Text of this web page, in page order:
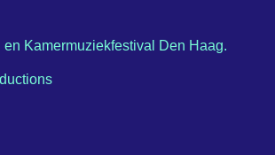
Kamermuziekfestival Den Haag.